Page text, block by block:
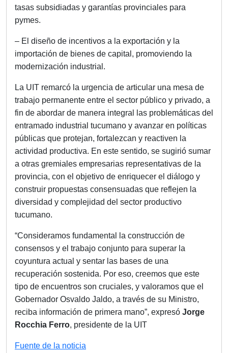
tasas subsidiadas y garantías provinciales para
pymes.
– El diseño de incentivos a la exportación y la
importación de bienes de capital, promoviendo la
modernización industrial.
La UIT remarcó la urgencia de articular una mesa de
trabajo permanente entre el sector público y privado, a
fin de abordar de manera integral las problemáticas del
entramado industrial tucumano y avanzar en políticas
públicas que protejan, fortalezcan y reactiven la
actividad productiva. En este sentido, se sugirió sumar
a otras gremiales empresarias representativas de la
provincia, con el objetivo de enriquecer el diálogo y
construir propuestas consensuadas que reflejen la
diversidad y complejidad del sector productivo
tucumano.
“Consideramos fundamental la construcción de
consensos y el trabajo conjunto para superar la
coyuntura actual y sentar las bases de una
recuperación sostenida. Por eso, creemos que este
tipo de encuentros son cruciales, y valoramos que el
Gobernador Osvaldo Jaldo, a través de su Ministro,
reciba información de primera mano”, expresó Jorge
Rocchia Ferro, presidente de la UIT
Fuente de la noticia